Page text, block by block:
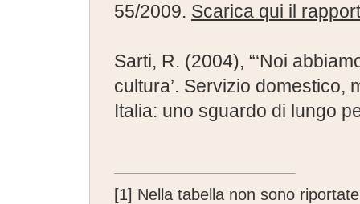
55/2009. Scarica qui il
Sarti, R. (2004), “‘Noi
cultura’. Servizio domestico,
Italia: uno sguardo di lungo
[1] Nella tabella non sono